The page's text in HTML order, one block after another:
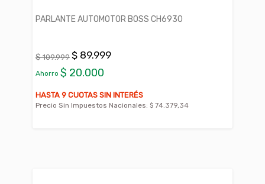
PARLANTE AUTOMOTOR BOSS CH6930
$ 109.999 $ 89.999
Ahorro $ 20.000
HASTA 9 CUOTAS SIN INTERÉS
Precio Sin Impuestos Nacionales: $ 74.379,34